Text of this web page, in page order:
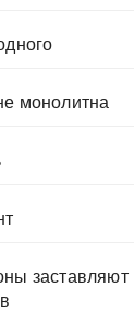
монолитна
заставляют